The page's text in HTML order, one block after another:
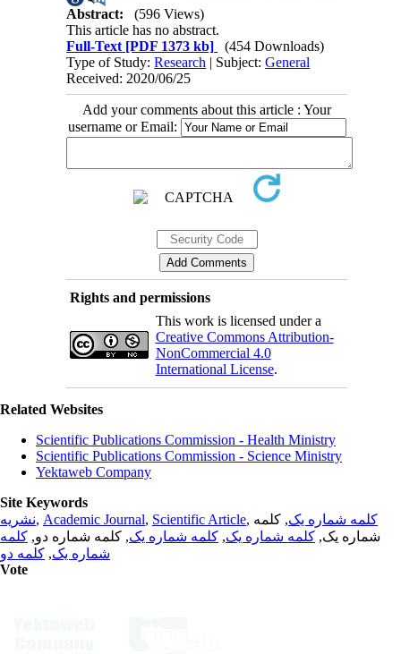
Abstract:
(596 Views)
This article has no abstract.
Full-Text [PDF 1373 kb]
(454 Downloads)
Type of Study:Research | Subject:General
Received: 2020/06/25
Add your comments about this article : Your
username or Email:
Rights and permissions
This work is licensed under a
Creative Commons Attribution-
NonCommercial 4.0
International License.
Related Websites
Scientific Publications Commission - Health Ministry
Scientific Publications Commission - Science Ministry
Yektaweb Company
Site Keywords
نشریه, Academic Journal, Scientific Article, کلمه شماره یک, کلمه
شماره یک, کلمه شماره یک, کلمه شماره یک, کلمه شماره دو, کلمه
شماره یک, کلمه دو
Vote